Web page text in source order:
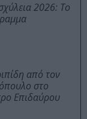
2026: Το
από τον
στο
Επιδαύρου